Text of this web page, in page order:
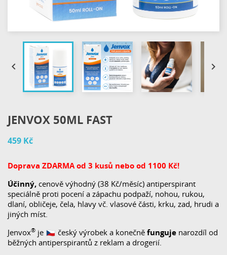
 
JENVOX 50ML FAST
459 Kč
Doprava ZDARMA od 3 kusů nebo od 1100 Kč!
Účinný, cenově výhodný (38 Kč/měsíc) antiperspirant
speciálně proti pocení a zápachu podpaží, nohou, rukou,
dlaní, obličeje, čela, hlavy vč. vlasové části, krku, zad, hrudi a
jiných míst.
Jenvox®️ je český výrobek a konečně funguje narozdíl od
běžných antiperspirantů z reklam a drogerií.